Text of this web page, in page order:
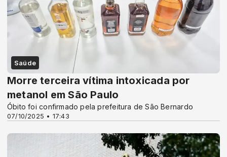
Saúde
07/10/2025 • 17:43
Morre terceira vítima intoxicada por
metanol em São Paulo
Óbito foi confirmado pela prefeitura de São Bernardo